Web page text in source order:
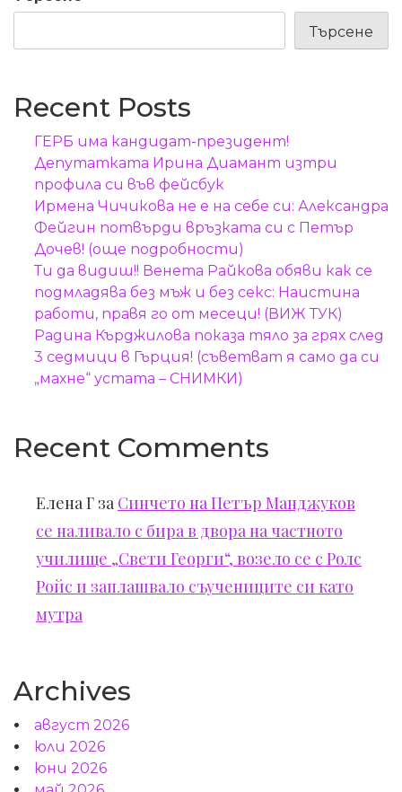
Търсене
Recent Posts
ГЕРБ има кандидат-президент!
Депутатката Ирина Диамант изтри
профила си във фейсбук
Ирмена Чичикова не е на себе си: Александра
Фейгин потвърди връзката си с Петър
Дочев! (още подробности)
Ти да видиш!! Венета Райкова обяви как се
подмладява без мъж и без секс: Наистина
работи, правя го от месеци! (ВИЖ ТУК)
Радина Кърджилова показа тяло за грях след
3 седмици в Гърция! (съветват я само да си
„махне“ устата – СНИМКИ)
Recent Comments
Елена Г за Синчето на Петър Манджуков
се наливало с бира в двора на частното
училище „Свети Георги“, возело се с Ролс
Ройс и заплашвало съучениците си като
мутра
Archives
август 2026
юли 2026
юни 2026